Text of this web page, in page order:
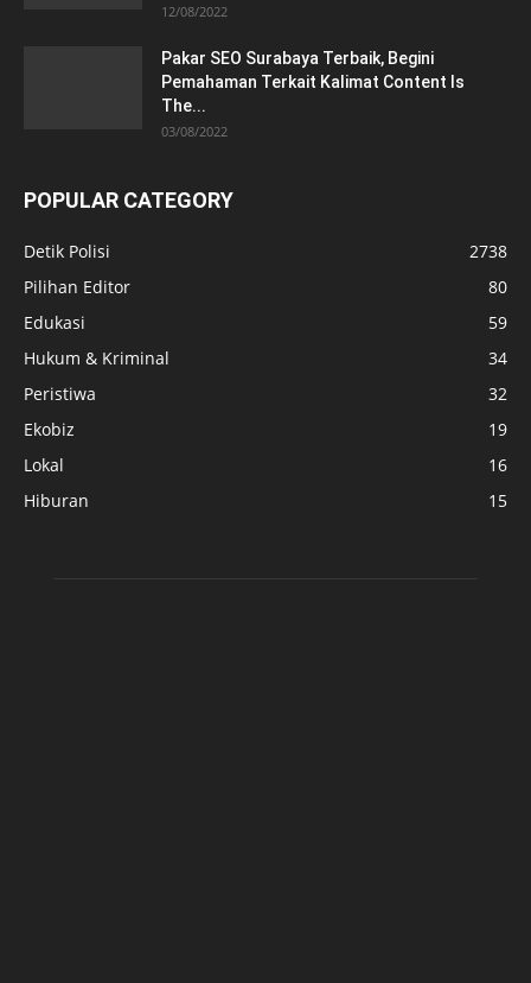
12/08/2022
Pakar SEO Surabaya Terbaik, Begini
Pemahaman Terkait Kalimat Content Is
The...
03/08/2022
POPULAR CATEGORY
Detik Polisi
2738
Pilihan Editor
80
Edukasi
59
Hukum & Kriminal
34
Peristiwa
32
Ekobiz
19
Lokal
16
Hiburan
15